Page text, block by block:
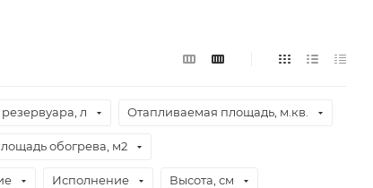
л Отапливаемая площадь, м.кв.
обогрева, м2
Исполнение Высота, см